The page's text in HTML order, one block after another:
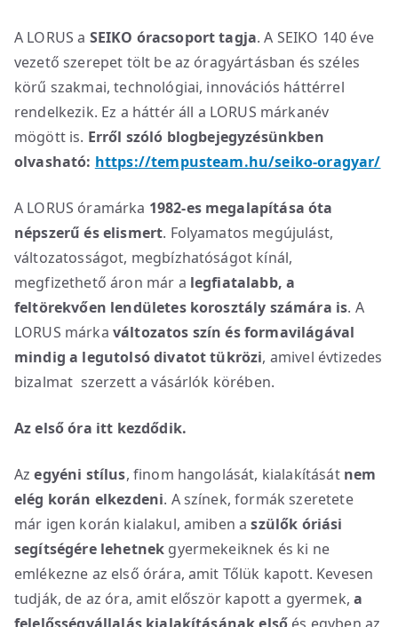
A LORUS a SEIKO óracsoport tagja. A SEIKO 140 éve
vezető szerepet tölt be az óragyártásban és széles
körű szakmai, technológiai, innovációs háttérrel
rendelkezik. Ez a háttér áll a LORUS márkanév
mögött is. Erről szóló blogbejegyzésünkben
olvasható: https://tempusteam.hu/seiko-oragyar/
A LORUS óramárka 1982-es megalapítása óta
népszerű és elismert. Folyamatos megújulást,
változatosságot, megbízhatóságot kínál,
megfizethető áron már a legfiatalabb, a
feltörekvően lendületes korosztály számára is. A
LORUS márka változatos szín és formavilágával
mindig a legutolsó divatot tükrözi, amivel évtizedes
bizalmat szerzett a vásárlók körében.
Az első óra itt kezdődik.
Azegyéni stílus, finom hangolását, kialakítását nem
elég korán elkezdeni. A színek, formák szeretete
már igen korán kialakul, amiben aszülők óriási
segítségére lehetnek gyermekeiknek és ki ne
emlékezne az első órára, amit Tőlük kapott. Kevesen
tudják, de az óra, amit először kapott a gyermek,a